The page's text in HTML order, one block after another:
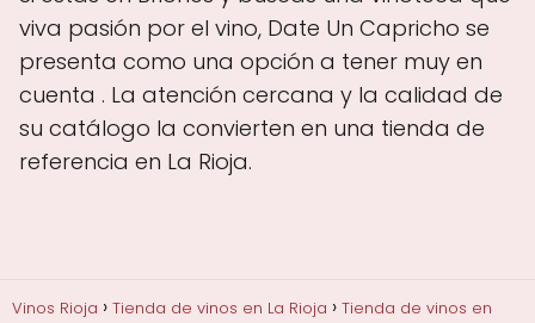
viva pasión por el vino, Date Un Capricho se
presenta como una opción a tener muy en
cuenta . La atención cercana y la calidad de
su catálogo la convierten en una tienda de
referencia en La Rioja.
Vinos Rioja Tienda de vinos en La Rioja Tienda de vinos en